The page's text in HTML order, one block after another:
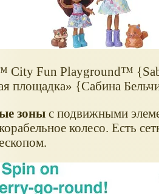
Fun Playground™
площадка
{Сабина
зоныс подвижными
колесо. Есть